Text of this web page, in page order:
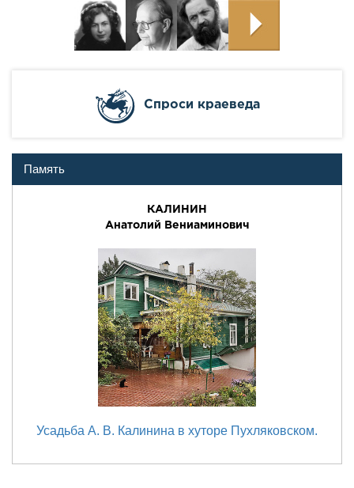
Cпроси краеведа
Память
КАЛИНИН
Анатолий Вениаминович
Усадьба А. В. Калинина в хуторе Пухляковском.